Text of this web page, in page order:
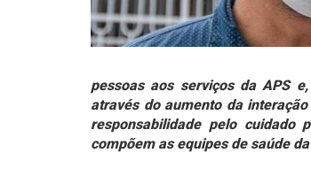
pessoas aos serviços da APS
através do aumento da
responsabilidade pelo cuidado
compõem as equipes de saúde